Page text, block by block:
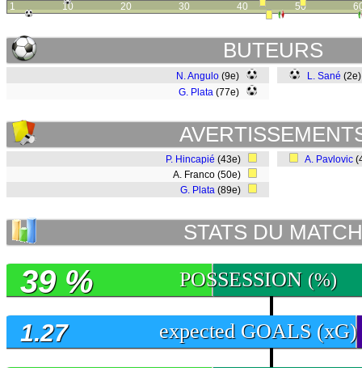
1 10 20 30 40 50
BUTEURS
N. Angulo (9e)
G. Plata (77e)
L. Sané
P. Hincapié (43e)
A. Franco (50e)
G. Plata (89e)
A. Pavlovic
STATS DU MATCH
POSSESSION (%)
39 %
expected GOALS (xG)
1.27